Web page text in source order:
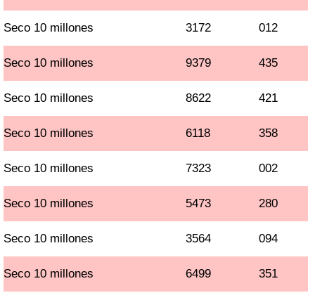
Seco 10 millones 3172 012
Seco 10 millones 9379 435
Seco 10 millones 8622 421
Seco 10 millones 6118 358
Seco 10 millones 7323 002
Seco 10 millones 5473 280
Seco 10 millones 3564 094
Seco 10 millones 6499 351